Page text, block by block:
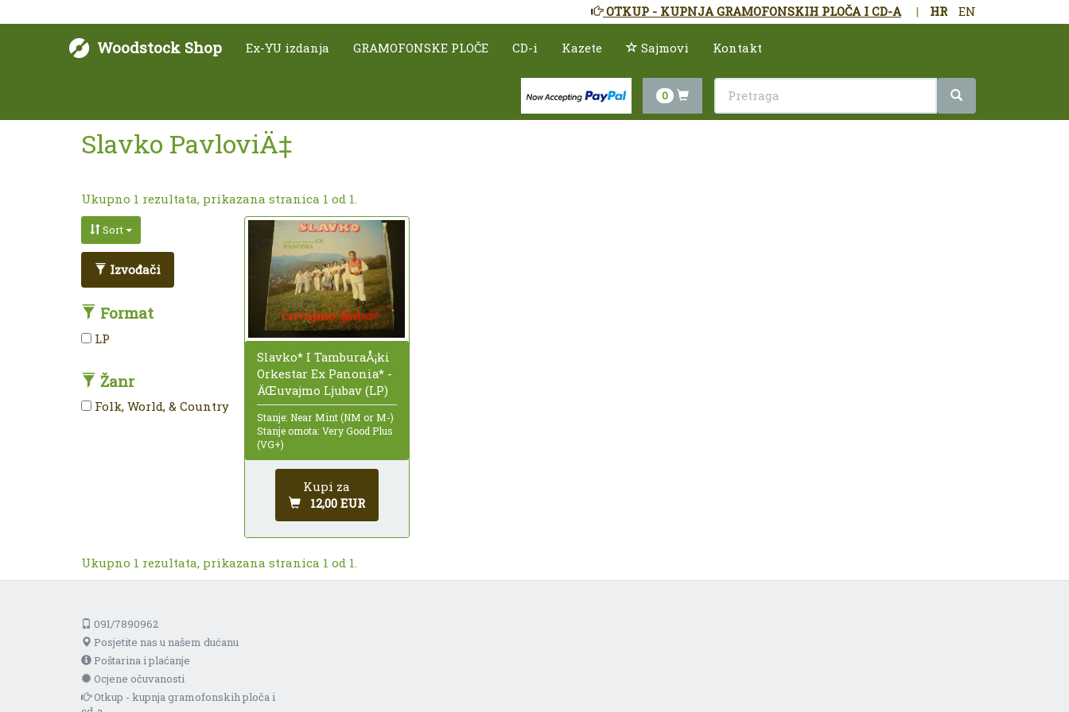
HR EN
|
OTKUP - KUPNJA GRAMOFONSKIH PLOČA I CD-A
Woodstock Shop Ex-YU izdanja GRAMOFONSKE PLOČE CD-i Kazete Sajmovi Kontakt
0
Slavko PavloviÄ‡
Ukupno 1 rezultata, prikazana stranica 1 od 1.
Sort
Izvođači
Format
LP
Žanr
Folk, World, & Country
Slavko* I TamburaÅ¡ki
Orkestar Ex Panonia* -
ÄŒuvajmo Ljubav (LP)
Stanje: Near Mint (NM or M-)
Stanje omota: Very Good Plus
(VG+)
Kupi za
12,00 EUR
Ukupno 1 rezultata, prikazana stranica 1 od 1.
091/7890962
Posjetite nas u našem dućanu
Poštarina i plaćanje
Ocjene očuvanosti
Otkup - kupnja gramofonskih ploča i